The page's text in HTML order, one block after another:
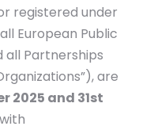
registered under
European Public
all Partnerships
are
2025 and 31st